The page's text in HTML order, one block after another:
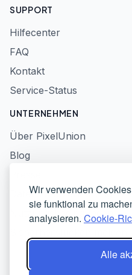
Wir verwenden
sie funktional zu
analysieren. Cookie-
Alle
SUPPORT
Hilfecenter
FAQ
Kontakt
Service-Status
UNTERNEHMEN
Über PixelUnion
Blog
Datenschutzerklärung
Nutzungsbedingungen